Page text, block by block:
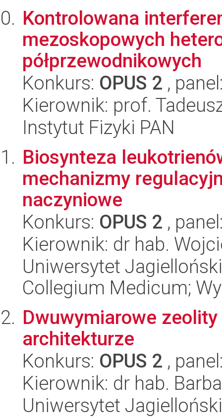
Kontrolowana
mezoskopowych
półprzewodnikowych
Konkurs: OPUS 2 ,
Kierownik: prof.
Instytut Fizyki PAN
Biosynteza
mechanizmy
naczyniowe
Konkurs: OPUS 2 ,
Kierownik: dr hab.
Uniwersytet
Collegium Medicum;
Dwuwymiarowe
architekturze
Konkurs: OPUS 2 ,
Kierownik: dr hab.
Uniwersytet